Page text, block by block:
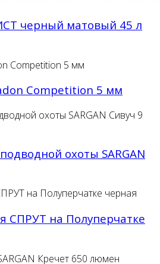
черный матовый 45 л
Competition 5 мм
охоты SARGAN
СПРУТ на Полуперчатке